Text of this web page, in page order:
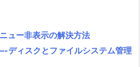
ュー非表示の解決方法
ディスクとファイルシステム管理